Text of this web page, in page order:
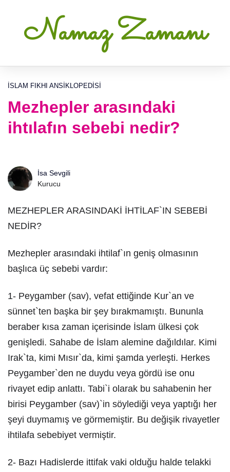
Namaz Zamanı
İSLAM FIKHI ANSIKLOPEDISI
Mezhepler arasındaki
ihtılafın sebebi nedir?
İsa Sevgili
Kurucu
MEZHEPLER ARASINDAKİ İHTİLAF`IN SEBEBİ
NEDİR?
Mezhepler arasındaki ihtilaf`ın geniş olmasının
başlıca üç sebebi vardır:
1- Peygamber (sav), vefat ettiğinde Kur`an ve
sünnet`ten başka bir şey bırakmamıştı. Bununla
beraber kısa zaman içerisinde İslam ülkesi çok
genişledi. Sahabe de İslam alemine dağıldılar. Kimi
Irak`ta, kimi Mısır`da, kimi şamda yerleşti. Herkes
Peygamber`den ne duydu veya gördü ise onu
rivayet edip anlattı. Tabi`i olarak bu sahabenin her
birisi Peygamber (sav)`in söylediği veya yaptığı her
şeyi duymamış ve görmemiştir. Bu değişik rivayetler
ihtilafa sebebiyet vermiştir.
2- Bazı Hadislerde ittifak vaki olduğu halde telakki